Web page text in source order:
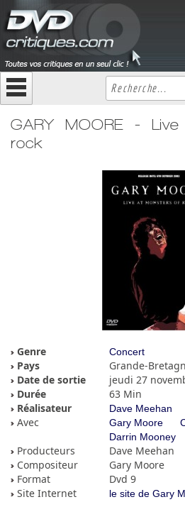
GARY MOORE -
rock
Genre Concert
Pays
Grande-
Date de sortie
jeudi 27
Durée
63 Min
Réalisateur
Dave Meehan
Avec Gary Moore
Darrin Mooney
Producteurs
Dave Meehan
Compositeur
Gary Moore
Format
Dvd 9
Site Internet
le site de Gary